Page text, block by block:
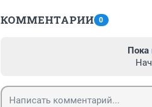
КОММЕНТАРИИ 0
Пока